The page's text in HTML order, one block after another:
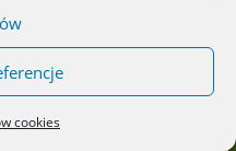
cookies